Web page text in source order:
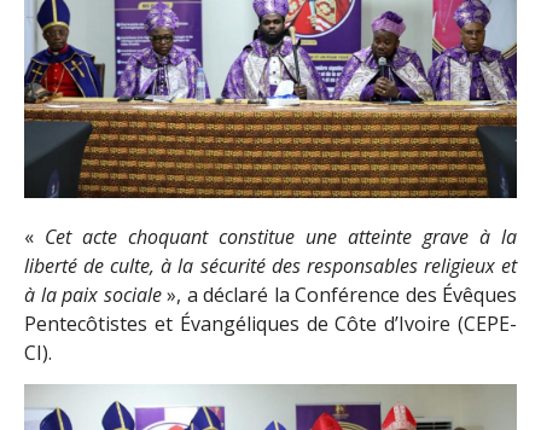
« Cet acte choquant constitue une atteinte grave à la
liberté de culte, à la sécurité des responsables religieux et
à la paix sociale», a déclaré la Conférence des Évêques
Pentecôtistes et Évangéliques de Côte d’Ivoire (CEPE-
CI).